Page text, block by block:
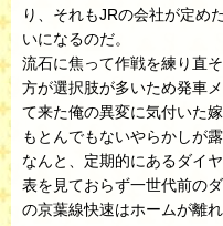
り、それもJRの会社が定め
いになるのだ。
流石に焦って作戦を練り直
方が選択肢が多いため発車
て来た俺の異変に気付いた
もとんでもないやらかしが露
なんと、定期的にあるダイ
表を見ておらず一世代前の
の京葉線快速はホームが離